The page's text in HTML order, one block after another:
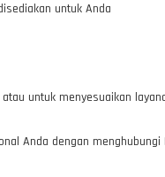
untuk Anda
untuk menyesuaikan
Anda dengan